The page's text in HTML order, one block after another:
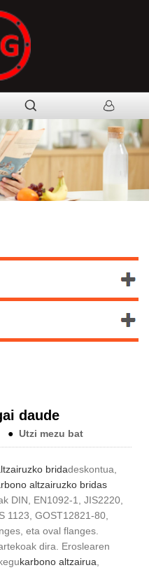
daude
● Utzi mezu bat
bridadeskontua,
altzairuzko bridas
DIN, EN1092-1, JIS2220,
1123, GOST12821-80,
eta oval flanges.
dira. Eroslearen
karbono altzairua